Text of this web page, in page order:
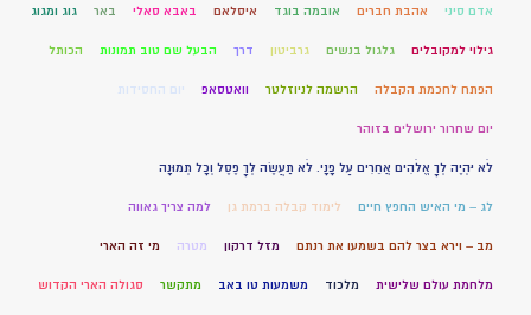
אדם סיני אהבת חברים אובמה בוגד איסלאם באבא סאלי באר גוג ומגוג
גילוי למקובלים גלגול בנשים גרביטון דרך הבעל שם טוב תמונות הכותל
הפתח לחכמת הקבלה הרשמה לניוזלטר וואטסאפ יום החסידות
יום שחרור ירושלים בזוהר
לֹא יִהְיֶה לְךָ אֱלֹהִים אֲחֵרִים עַל פָּנָי. לֹא תַעֲשֶׂה לְךָ פֶסֶל וְכָל תְּמוּנָה
לג – מי האיש החפץ חיים לימוד קבלה ברמת גן למה צריך גאווה
מב – וירא בצר להם בשמעו את רנתם מזל דרקון מטרה מי זה הארי
מלחמת עולם שלישית מלכוד משמעות טו באב מתקשר סגולה הארי הקדוש